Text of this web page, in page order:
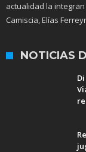
actualidad la
Camiscia, Elías
NOTICIAS